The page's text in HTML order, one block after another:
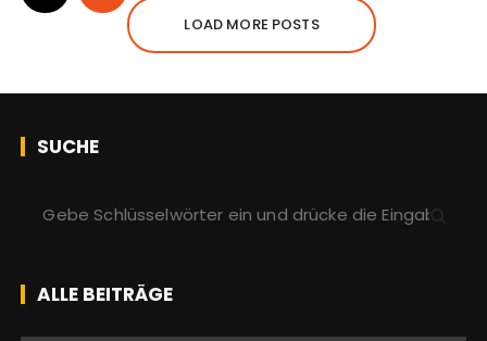
LOAD MORE POSTS
SUCHE
h
e
ALLE BEITRÄGE